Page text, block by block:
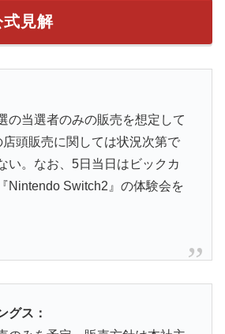
式見解
の当選者のみの販売を想定して
頭販売に関しては状況次第で
い。なお、5日当日はビックカ
Nintendo Switch2』の体験会を
グス：